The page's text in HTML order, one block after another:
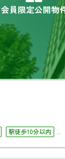
会員限定公開物
駅徒歩10分以内